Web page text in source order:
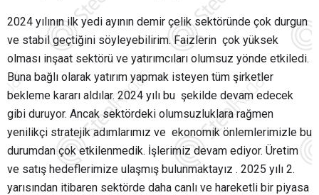
2024 yılının ilk yedi ayının demir çelik sektöründe çok durgun
ve stabil geçtiğini söyleyebilirim. Faizlerin çok yüksek
olması inşaat sektörü ve yatırımcıları olumsuz yönde etkiledi.
Buna bağlı olarak yatırım yapmak isteyen tüm şirketler
bekleme kararı aldılar. 2024 yılı bu şekilde devam edecek
gibi duruyor. Ancak sektördeki olumsuzluklara rağmen
yenilikçi stratejik adımlarımız ve ekonomik önlemlerimizle bu
durumdan çok etkilenmedik. İşlerimiz devam ediyor. Üretim
ve satış hedeflerimize ulaşmış bulunmaktayız . 2025 yılı 2.
yarısından itibaren sektörde daha canlı ve hareketli bir piyasa